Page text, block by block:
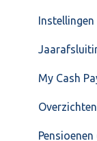
Instellingen
My Cash
Overzichten